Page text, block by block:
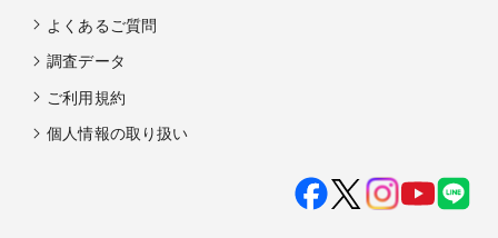
よくあるご質問
調査データ
ご利用規約
個人情報の取り扱い